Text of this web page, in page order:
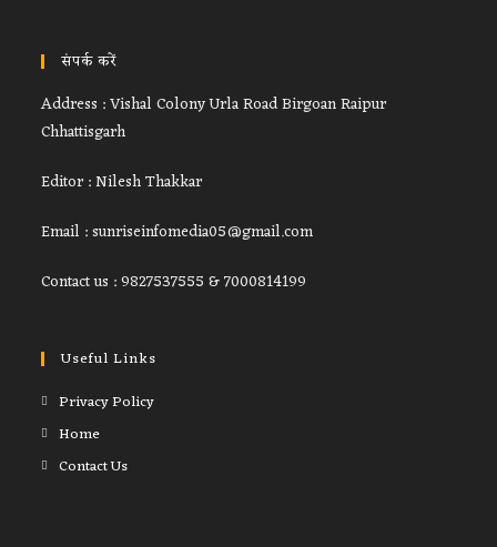
संपर्क करें
Address : Vishal Colony Urla Road Birgoan Raipur
Chhattisgarh
Editor : Nilesh Thakkar
Email : sunriseinfomedia05@gmail.com
Contact us : 9827537555 & 7000814199
Useful Links
Privacy Policy
Home
Contact Us